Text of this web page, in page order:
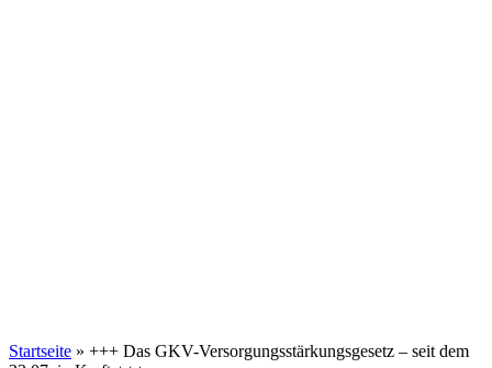
Startseite » +++ Das GKV-Versorgungsstärkungsgesetz – seit dem